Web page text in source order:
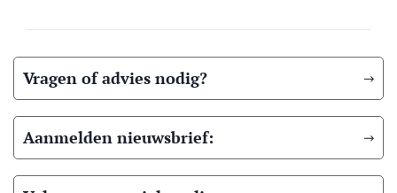
Vragen of advies nodig?
Aanmelden nieuwsbrief: